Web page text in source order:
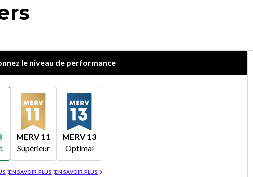
le niveau de performance
MERV 11
Supérieur
EN SAVOIR PLUS
MERV 13
Optimal
EN SAVOIR PLUS